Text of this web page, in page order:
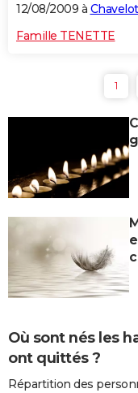
12/08/2009 à Chavelot
Famille TENETTE
1
Où sont nés les
ont quittés ?
Répartition des